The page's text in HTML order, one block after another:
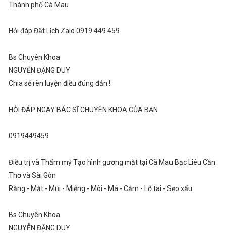
Thành phố Cà Mau
Hỏi đáp Đặt Lịch Zalo 0919 449 459
Bs Chuyên Khoa
NGUYỄN ĐẶNG DUY
Chia sẻ rèn luyện điều đúng đắn !
HỎI ĐÁP NGAY BÁC SĨ CHUYÊN KHOA CỦA BẠN
0919449459
Điều trị và Thẩm mỹ Tạo hình gương mặt tại Cà Mau Bạc Liêu Cần
Thơ và Sài Gòn
Răng - Mắt - Mũi - Miệng - Môi - Má - Cằm - Lỗ tai - Sẹo xấu
Bs Chuyên Khoa
NGUYỄN ĐẶNG DUY